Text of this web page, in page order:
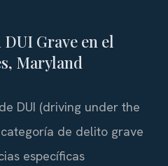
Grave en el
Maryland
DUI (driving under the
de delito grave
específicas